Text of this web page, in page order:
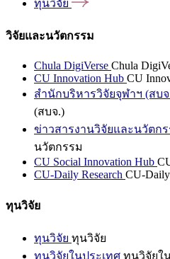
ทุนวิจัย
วิจัยและนวัตกรรม
Chula DigiVerse Chula
CU Innovation Hub CU
สำนักบริหารวิจัยจุฬาฯ (สบ
(สบจ.)
ข่าวสารงานวิจัยและนวัตกร
นวัตกรรม
CU Social Innovation Hub
CU-Daily Research CU-Daily
ทุนวิจัย
ทุนวิจัย ทุนวิจัย
ทุนวิจัยในประเทศ ทุนวิจัยใ